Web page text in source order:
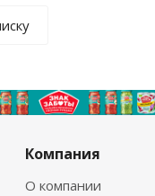
Компания
О компании